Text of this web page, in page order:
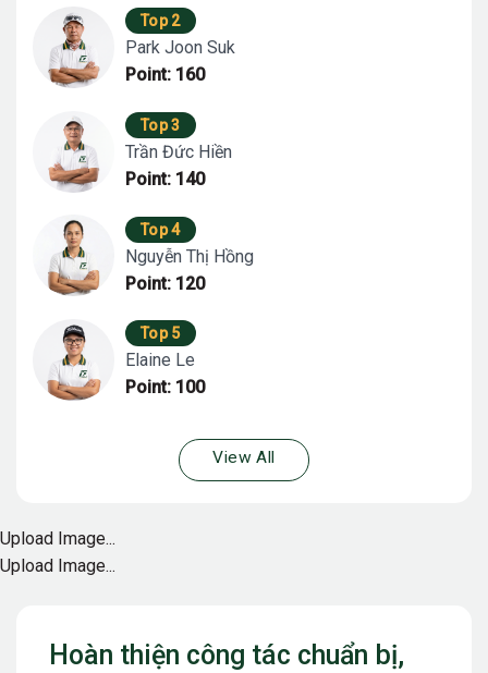
Hoàn thiện công tác chuẩn bị,
Top 2
Park Joon Suk
Point: 160
Top 3
Trần Đức Hiền
Point: 140
Top 4
Nguyễn Thị Hồng
Point: 120
Top 5
Elaine Le
Point: 100
View All
Upload Image...
Upload Image...